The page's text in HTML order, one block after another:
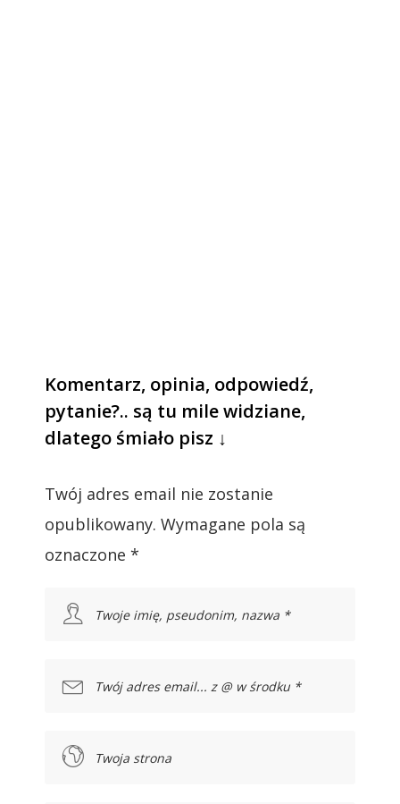
Komentarz, opinia, odpowiedź,
pytanie?.. są tu mile widziane,
dlatego śmiało pisz ↓
Twój adres email nie zostanie
opublikowany. Wymagane pola są
oznaczone *